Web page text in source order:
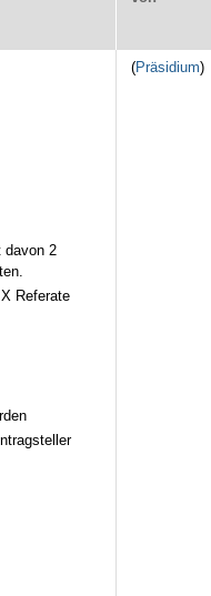
davon 2
Referate
(Präsidium)